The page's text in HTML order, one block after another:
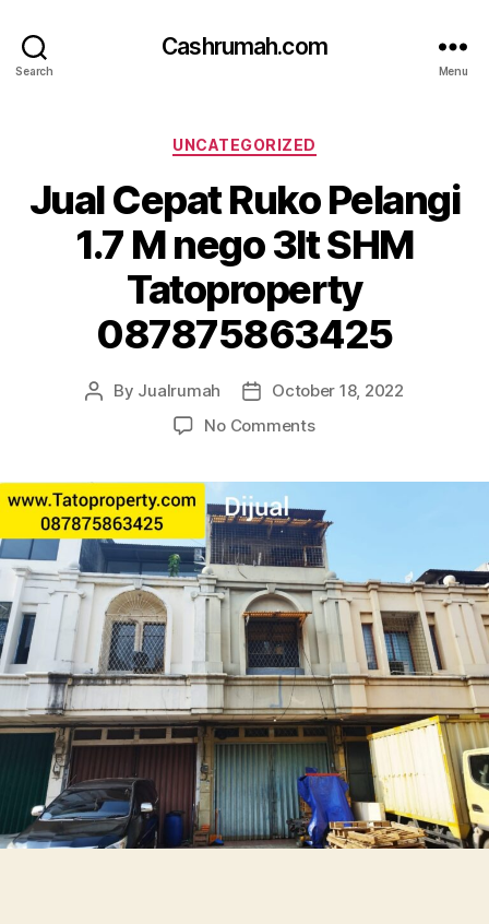
Search
Cashrumah.com
Menu
Categories
UNCATEGORIZED
Jual Cepat Ruko Pelangi
1.7 M nego 3lt SHM
Tatoproperty
087875863425
Post
By Jualrumah
PostOctober 18, 2022
No Commentson
Pelangi
1.7
M
nego
3lt
SHM
Tatoproperty
087875863425